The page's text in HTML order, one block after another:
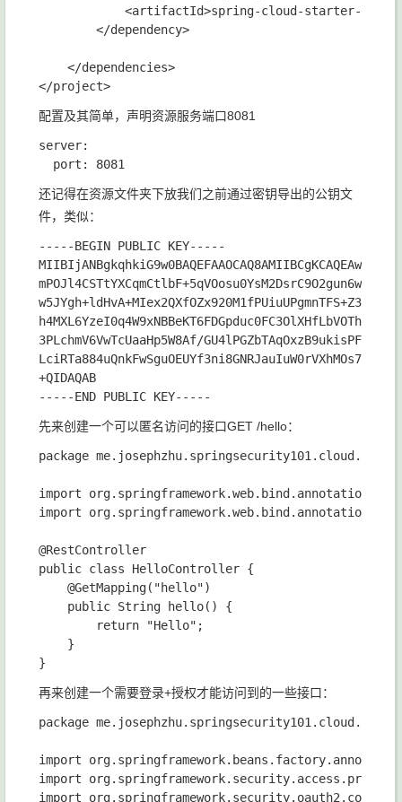
<artifactId>spring-cloud-starter-
        </dependency>
    </dependencies>
配置及其简单，声明资源服务端口8081
server:
还记得在资源文件夹下放我们之前通过密钥导出的公钥文
件，类似：
-----BEGIN PUBLIC KEY-----
3PLchmV6VwTcUaaHp5W8Af/
+QIDAQAB
先来创建一个可以匿名访问的接口GET /hello：
package
import
import
@RestController
public class HelloController {
    @GetMapping("hello")
    public String hello() {
        return "Hello";
    }
再来创建一个需要登录+授权才能访问到的一些接口：
package
import
import
import